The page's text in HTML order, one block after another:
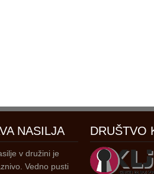
NASILJA
v družini je
Vedno pusti
DRUŠTVO